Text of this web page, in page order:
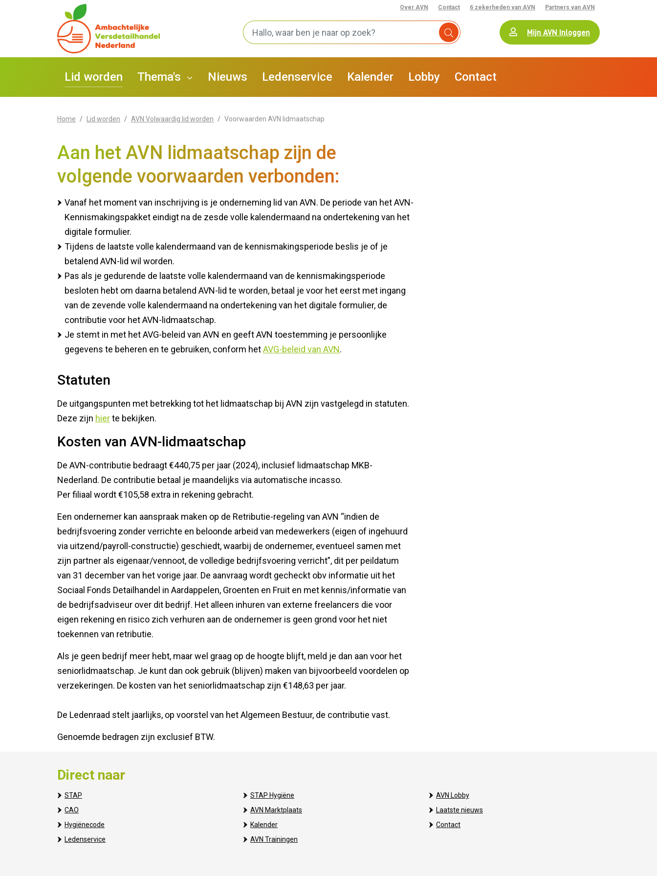
Mijn AVN Inloggen
Over AVN Contact 6 zekerheden van AVN Partners van AVN
Lid worden Thema's
Bedrijfsvoering
AVN Trainingsprogramma
AVN Lokaal Marktonderzoek
Powervrouwen
minder inspanning
schenkkring
Medewerkers
Promotie
Vakmanschap
Wetgeving AGF
Nieuws Ledenservice Kalender Lobby Contact
Home Lid worden AVN Volwaardig lid worden Voorwaarden AVN lidmaatschap
Aan het AVN lidmaatschap zijn de
volgende voorwaarden verbonden:
Vanaf het moment van inschrijving is je onderneming lid van AVN. De periode van het AVN-
Kennismakingspakket eindigt na de zesde volle kalendermaand na ondertekening van het
digitale formulier.
Tijdens de laatste volle kalendermaand van de kennismakingsperiode beslis je of je
betalend AVN-lid wil worden.
Pas als je gedurende de laatste volle kalendermaand van de kennismakingsperiode
besloten hebt om daarna betalend AVN-lid te worden, betaal je voor het eerst met ingang
van de zevende volle kalendermaand na ondertekening van het digitale formulier, de
contributie voor het AVN-lidmaatschap.
Je stemt in met het AVG-beleid van AVN en geeft AVN toestemming je persoonlijke
gegevens te beheren en te gebruiken, conform hetAVG-beleid van AVN.
Statuten
De uitgangspunten met betrekking tot het lidmaatschap bij AVN zijn vastgelegd in statuten.
Deze zijn hierte bekijken.
Kosten van AVN-lidmaatschap
De AVN-contributie bedraagt €440,75 per jaar (2024), inclusief lidmaatschap MKB-
Nederland. De contributie betaal je maandelijks via automatische incasso.
Per filiaal wordt €105,58 extra in rekening gebracht.
Een ondernemer kan aanspraak maken op de Retributie-regeling van AVN “indien de
bedrijfsvoering zonder verrichte en beloonde arbeid van medewerkers (eigen of ingehuurd
via uitzend/payroll-constructie) geschiedt, waarbij de ondernemer, eventueel samen met
zijn partner als eigenaar/vennoot, de volledige bedrijfsvoering verricht”, dit per peildatum
van 31 december van het vorige jaar. De aanvraag wordt gecheckt obv informatie uit het
Sociaal Fonds Detailhandel in Aardappelen, Groenten en Fruit en met kennis/informatie van
de bedrijfsadviseur over dit bedrijf. Het alleen inhuren van externe freelancers die voor
eigen rekening en risico zich verhuren aan de ondernemer is geen grond voor het niet
toekennen van retributie.
Als je geen bedrijf meer hebt, maar wel graag op de hoogte blijft, meld je dan aan voor het
seniorlidmaatschap. Je kunt dan ook gebruik (blijven) maken van bijvoorbeeld voordelen op
verzekeringen. De kosten van het seniorlidmaatschap zijn €148,63 per jaar.
De Ledenraad stelt jaarlijks, op voorstel van het Algemeen Bestuur, de contributie vast.
Genoemde bedragen zijn exclusief BTW.
Direct naar
STAP
CAO
Hygiënecode
Ledenservice
STAP Hygiëne
AVN Marktplaats
Kalender
AVN Trainingen
AVN Lobby
Laatste nieuws
Contact